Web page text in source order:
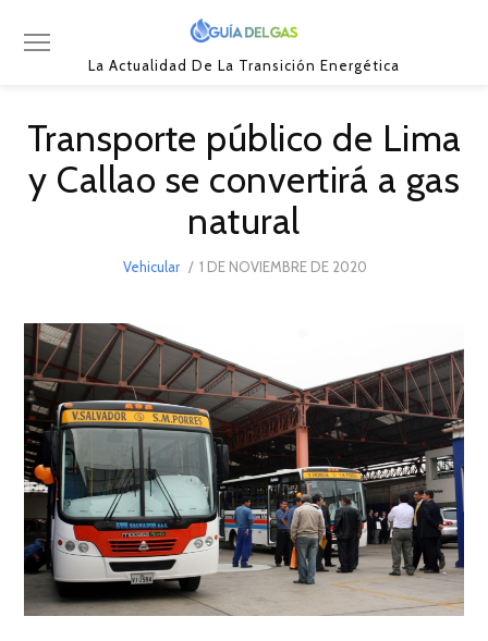
La Actualidad De La Transición Energética
Transporte público de Lima
y Callao se convertirá a gas
natural
Vehicular
POSTED
1 DE NOVIEMBRE DE 2020